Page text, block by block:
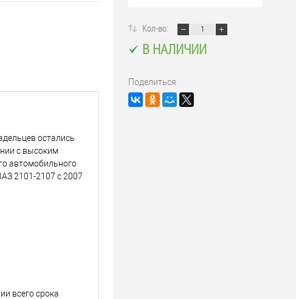
остались
с высоким
автомобильного
2101-2107 с 2007
всего срока
Кол-во:
В НАЛИЧИИ
Поделиться